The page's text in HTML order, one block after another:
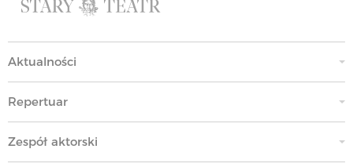
Aktualności
Repertuar
Zespół aktorski